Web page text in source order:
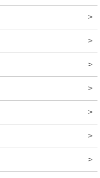
>
>
>
>
>
>
>